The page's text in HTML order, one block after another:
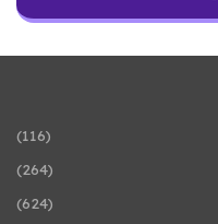
(116)
(264)
(624)